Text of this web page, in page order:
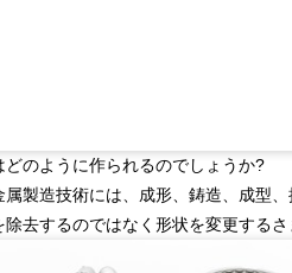
どのように作られるのでしょうか?
属製造技術には、成形、鋳造、成型
除去するのではなく形状を変更するさ